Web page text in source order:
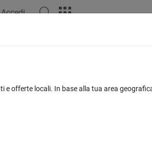
Accedi
e offerte locali. In base alla tua area